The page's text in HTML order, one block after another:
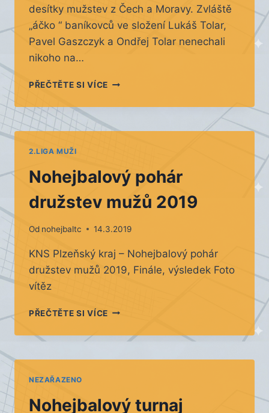
desítky mužstev z Čech a Moravy. Zvláště
„áčko “ baníkovců ve složení Lukáš Tolar,
Pavel Gaszczyk a Ondřej Tolar nenechali
nikoho na…
PŘEČTĚTE SI VÍCEBANÍKOVCI
ÚSPĚŠNÍ
2.LIGA MUŽI
Nohejbalový pohár
družstev mužů 2019
Od nohejbaltc 14.3.2019
KNS Plzeňský kraj – Nohejbalový pohár
družstev mužů 2019, Finále, výsledek Foto
vítěz
PŘEČTĚTE SI VÍCENOHEJBALOVÝ
DRUŽSTEV
2019
NEZAŘAZENO
Nohejbalový turnaj